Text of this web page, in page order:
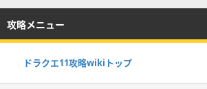
攻略メニュー
ドラクエ11攻略wikiトップ